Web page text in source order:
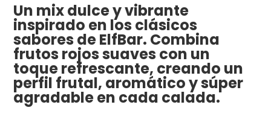
Un mix dulce y vibrante
inspirado en los clásicos
sabores de ElfBar. Combina
frutos rojos suaves con un
toque refrescante, creando un
perfil frutal, aromático y súper
agradable en cada calada.